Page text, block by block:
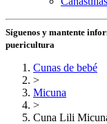
Síguenos y mantente
puericultura
Cunas de bebé
>
Micuna
>
Cuna Lili